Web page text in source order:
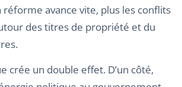
réforme avance vite, plus les conflits
des titres de propriété et du
crée un double effet. D’un côté,